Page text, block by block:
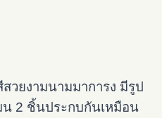
วยงามนามมาการง มีรูป
น 2 ชิ้นประกบกันเหมือน